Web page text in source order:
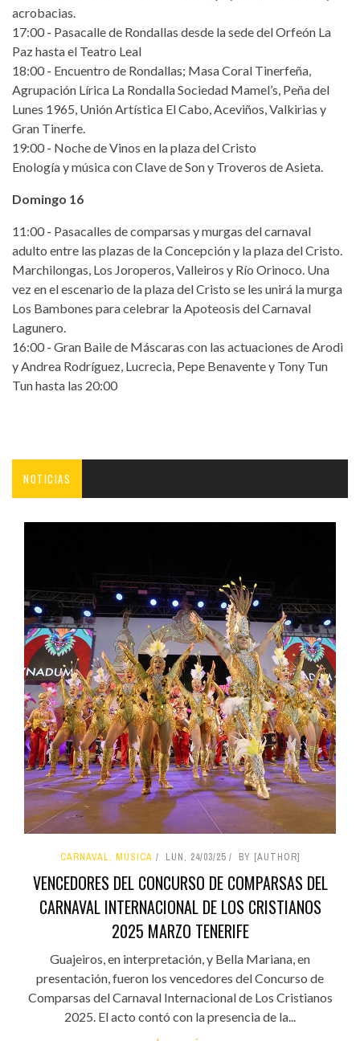
acrobacias.
17:00 - Pasacalle de Rondallas desde la sede del Orfeón La
Paz hasta el Teatro Leal
18:00 - Encuentro de Rondallas; Masa Coral Tinerfeña,
Agrupación Lírica La Rondalla Sociedad Mamel’s, Peña del
Lunes 1965, Unión Artística El Cabo, Aceviños, Valkirias y
Gran Tinerfe.
19:00 - Noche de Vinos en la plaza del Cristo
Enología y música con Clave de Son y Troveros de Asieta.
Domingo 16
11:00 - Pasacalles de comparsas y murgas del carnaval
adulto entre las plazas de la Concepción y la plaza del Cristo.
Marchilongas, Los Joroperos, Valleiros y Río Orinoco. Una
vez en el escenario de la plaza del Cristo se les unirá la murga
Los Bambones para celebrar la Apoteosis del Carnaval
Lagunero.
16:00 - Gran Baile de Máscaras con las actuaciones de Arodi
y Andrea Rodríguez, Lucrecia, Pepe Benavente y Tony Tun
Tun hasta las 20:00
NOTICIAS
CARNAVAL, MÚSICA LUN, 24/03/25 BY [AUTHOR]
VENCEDORES DEL CONCURSO DE COMPARSAS DEL
CARNAVAL INTERNACIONAL DE LOS CRISTIANOS
2025 MARZO TENERIFE
Guajeiros, en interpretación, y Bella Mariana, en
presentación, fueron los vencedores del Concurso de
Comparsas del Carnaval Internacional de Los Cristianos
2025. El acto contó con la presencia de la...